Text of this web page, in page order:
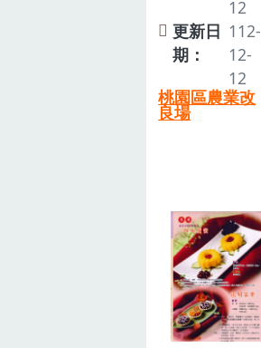
12
更新日
期：
112-
12-
12
桃園區農業改
良場